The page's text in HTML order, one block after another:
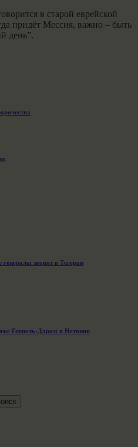
в старой еврейской
придёт Мессия, важно – быть
день”.
генералы звонят в Тегеран
Герцель-Даром в Нетании